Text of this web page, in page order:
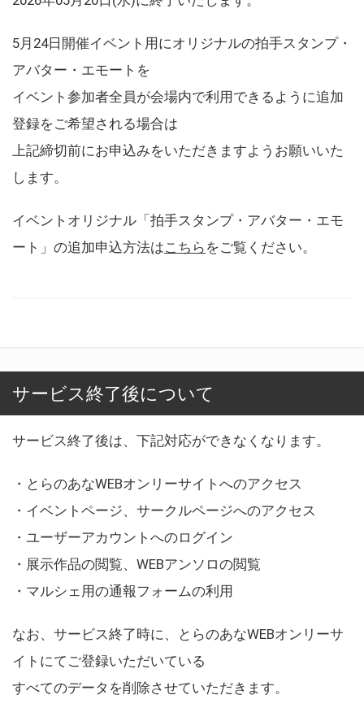
5月24日開催イベント用にオリジナルの拍手スタンプ・
アバター・エモートを
イベント参加者全員が会場内で利用できるように追加
登録をご希望される場合は
上記締切前にお申込みをいただきますようお願いいた
します。
イベントオリジナル「拍手スタンプ・アバター・エモ
ート」の追加申込方法はこちら をご覧ください。
サービス終了後について
サービス終了後は、下記対応ができなくなります。
・とらのあなWEBオンリーサイトへのアクセス
・イベントページ、サークルページへのアクセス
・ユーザーアカウントへのログイン
・展示作品の閲覧、WEBアンソロの閲覧
・マルシェ用の通報フォームの利用
なお、サービス終了時に、とらのあなWEBオンリーサ
イトにてご登録いただいている
すべてのデータを削除させていただきます。